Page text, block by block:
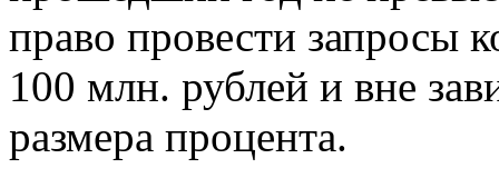
право провести запросы
100 млн. рублей и вне
размера процента.